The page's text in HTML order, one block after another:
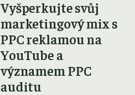
Vyšperkujte svůj
marketingový mix s
PPC reklamou na
YouTube a
významem PPC
auditu